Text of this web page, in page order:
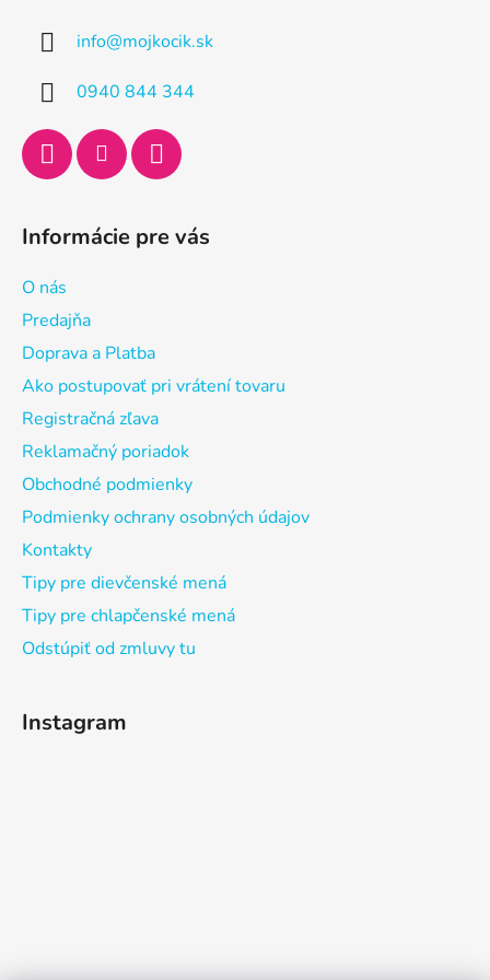
info@mojkocik.sk
0940 844 344
Informácie pre vás
O nás
Predajňa
Doprava a Platba
Ako postupovať pri vrátení tovaru
Registračná zľava
Reklamačný poriadok
Obchodné podmienky
Podmienky ochrany osobných údajov
Kontakty
Tipy pre dievčenské mená
Tipy pre chlapčenské mená
Odstúpiť od zmluvy tu
Instagram